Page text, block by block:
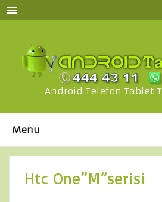
Android Telefon Tablet
Menu
Htc One”M”serisi